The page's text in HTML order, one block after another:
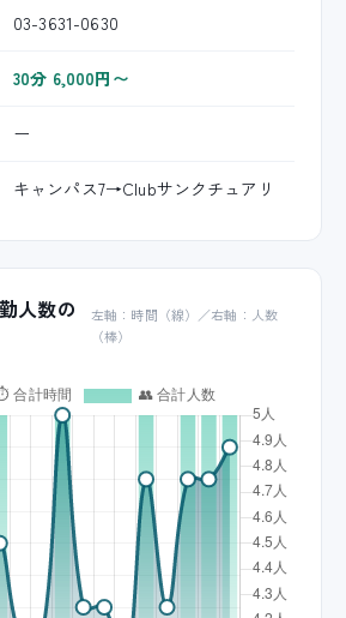
03-3631-0630
30分 6,000円〜
ー
キャンパス7→Clubサンクチュアリ
人数の
左軸：時間（線）／右軸：人数
（棒）